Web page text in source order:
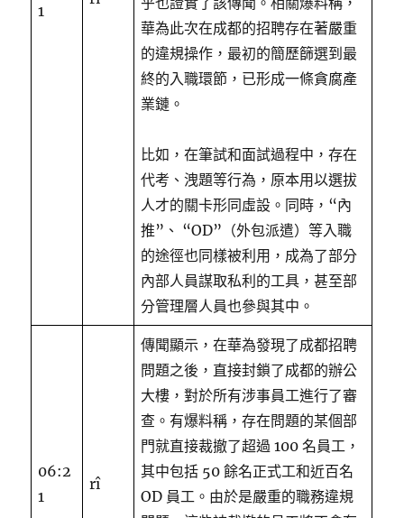
1
華為此次在成都的招聘存在著嚴重
的違規操作，最初的簡歷篩選到最
終的入職環節，已形成一條貪腐產
業鏈。
比如，在筆試和面試過程中，存在
代考、洩題等行為，原本用以選拔
人才的關卡形同虛設。同時，“內
推”、 “OD”（外包派遣）等入職
的途徑也同樣被利用，成為了部分
內部人員謀取私利的工具，甚至部
分管理層人員也參與其中。
06:2
1
rî
傳聞顯示，在華為發現了成都招聘
問題之後，直接封鎖了成都的辦公
大樓，對於所有涉事員工進行了審
查。有爆料稱，存在問題的某個部
門就直接裁撤了超過 100 名員工，
其中包括 50 餘名正式工和近百名
OD 員工。由於是嚴重的職務違規